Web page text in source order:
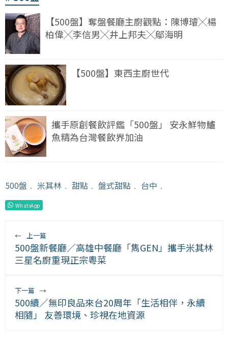
【500盤】奪盤餐廳主廚觀點：陳博璿╳楊
柏偉╳李信男╳井上邦夫╳鄔海明
【500盤】東西主廚世代
攜手原創餐飲評鑑「500盤」 安永鮮物鱸
魚精為台灣餐飲界加油
500盤 ﹒ 米其林 ﹒ 甜點 ﹒ 盤式甜點 ﹒ 台中 ﹒
WhatsApp
← 上一篇
500盤新餐廳／高雄中餐廳「雋GEN」攜手米其林
三星名廚重現正宗粵菜
下一篇 →
500續／無印良品來台20周年「生活相伴，永續
相隨」 友善環境、珍視在地資源